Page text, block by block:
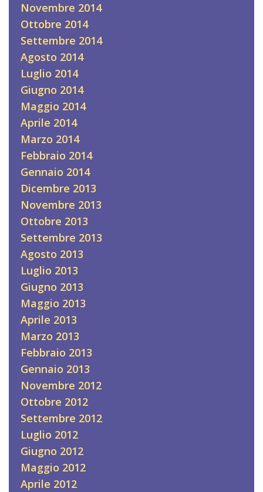
Novembre 2014
Ottobre 2014
Settembre 2014
Agosto 2014
Luglio 2014
Giugno 2014
Maggio 2014
Aprile 2014
Marzo 2014
Febbraio 2014
Gennaio 2014
Dicembre 2013
Novembre 2013
Ottobre 2013
Settembre 2013
Agosto 2013
Luglio 2013
Giugno 2013
Maggio 2013
Aprile 2013
Marzo 2013
Febbraio 2013
Gennaio 2013
Novembre 2012
Ottobre 2012
Settembre 2012
Luglio 2012
Giugno 2012
Maggio 2012
Aprile 2012